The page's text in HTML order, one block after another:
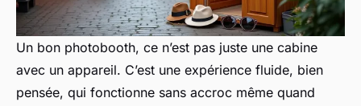
Un bon photobooth, ce n’est pas juste une cabine
avec un appareil. C’est une expérience fluide, bien
pensée, qui fonctionne sans accroc même quand